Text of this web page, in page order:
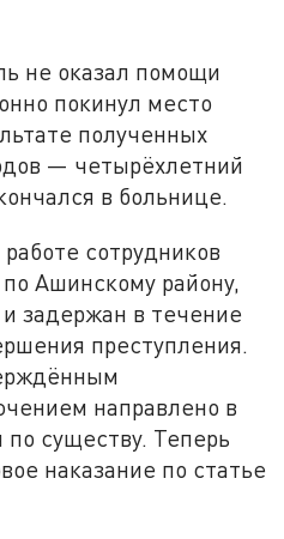
не оказал помощи
покинул место
полученных
— четырёхлетний
в больнице.
сотрудников
Ашинскому району,
задержан в течение
преступления.
направлено в
существу. Теперь
наказание по статье